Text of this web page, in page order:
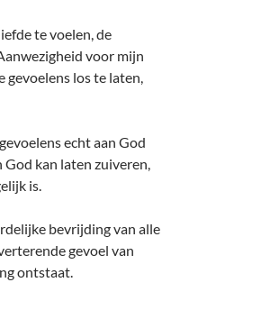
te voelen, de
voor mijn
gevoelens los te laten,
echt aan God
kan laten zuiveren,
is.
bevrijding van alle
gevoel van
ontstaat.